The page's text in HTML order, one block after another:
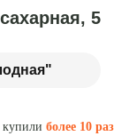
5
купили более 10 раз